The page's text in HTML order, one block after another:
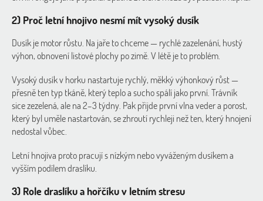
2) Proč letní hnojivo nesmí mít vysoký dusík
Dusík je motor růstu. Na jaře to chceme — rychlé zazelenání, hustý
výhon, obnovení listové plochy po zimě. V létě je to problém.
Vysoký dusík v horku nastartuje rychlý, měkký výhonkový růst —
přesně ten typ tkáně, který teplo a sucho spálí jako první. Trávník
sice zezelená, ale na 2–3 týdny. Pak přijde první vlna veder a porost,
který byl uměle nastartován, se zhroutí rychleji než ten, který hnojení
nedostal vůbec.
Letní hnojiva proto pracují s nízkým nebo vyváženým dusíkem a
vyšším podílem draslíku.
3) Role draslíku a hořčíku v letním stresu